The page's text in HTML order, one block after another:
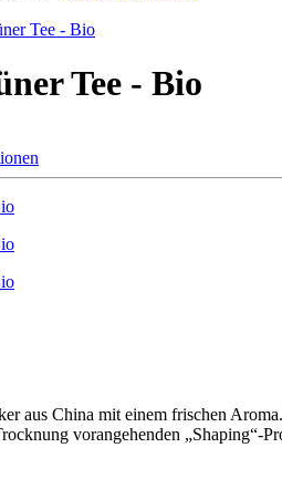
Tee - Bio
Tee - Bio
aus China mit einem frischen
vorangehenden „Shaping“-